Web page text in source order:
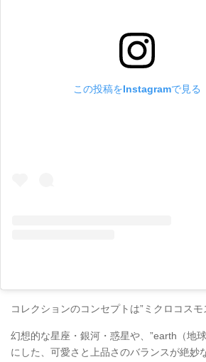
この投稿をInstagramで見る
コレクションのコンセプトは”ミクロコスモ
幻想的な星座・銀河・惑星や、”earth（地
にした、可愛さと上品さのバランスが絶妙